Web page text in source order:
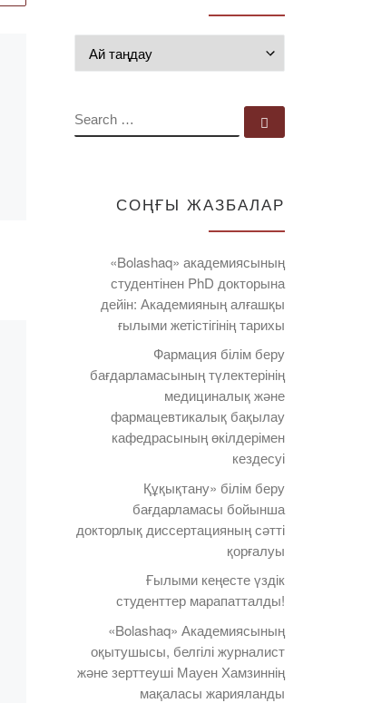
Published
этностары: елдің
дамуына қосқан
республикалық
ғылыми-
конференция.
Нұр-Сұлтан
қаласы.
Қазақстан Республикасы
Ақпарат және қоғамдық
даму министрлігі
«Рухани жаңғыру
даму институты» КЕАҚ-
мен бірлесіп 2019 жылы
12 қарашада «Қазақстан
этностары: елдің […]
SEARCH
СОҢҒЫ ЖАЗБАЛАР
«Bolashaq» академиясының
студентінен PhD докторына
дейін: Академияның алғашқы
ғылыми жетістігінің тарихы
Фармация білім беру
бағдарламасының түлектерінің
медициналық және
фармацевтикалық бақылау
кафедрасының өкілдерімен
кездесуі
Құқықтану» білім беру
бағдарламасы бойынша
докторлық диссертацияның сәтті
қорғалуы
Ғылыми кеңесте үздік
студенттер марапатталды!
«Bolashaq» Академиясының
оқытушысы, белгілі журналист
және зерттеуші Мауен Хамзиннің
мақаласы жарияланды